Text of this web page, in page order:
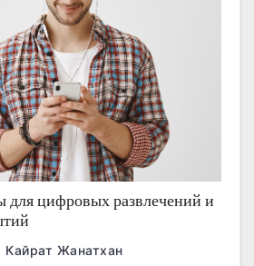
для цифровых развлечений и
Кайрат Жанатхан